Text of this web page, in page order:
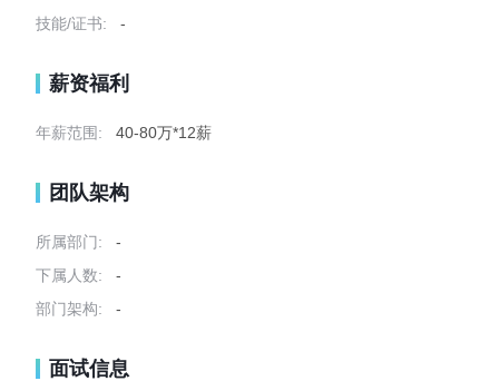
技能/证书:
-
薪资福利
年薪范围: 40-80万*12薪
团队架构
所属部门:
-
下属人数:
-
部门架构:
-
面试信息